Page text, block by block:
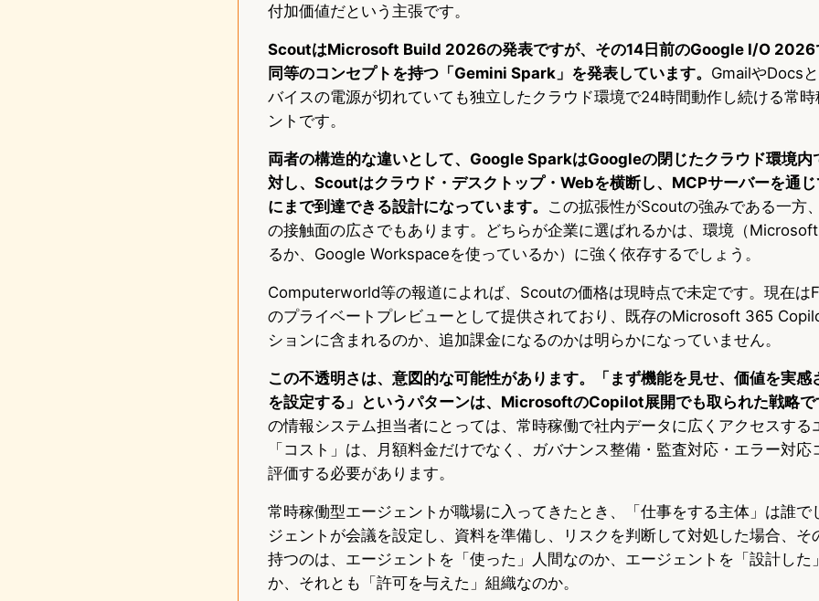
付加価値だという主張です。
ScoutはMicrosoft Build 2026の発表ですが、その14日前のGoogle I/O 2026
同等のコンセプトを持つ「Gemini Spark」を発表しています。 GmailやDocs
バイスの電源が切れていても独立したクラウド環境で24時間動作し続ける常
ントです。
両者の構造的な違いとして、Google SparkはGoogleの閉じたクラウド環境内
対し、Scoutはクラウド・デスクトップ・Webを横断し、MCPサーバーを通
にまで到達できる設計になっています。
この拡張性がScoutの強みである一方
の接触面の広さでもあります。どちらが企業に選ばれるかは、環境（
るか、Google Workspaceを使っているか）に強く依存するでしょう。
Computerworld等の報道によれば、Scoutの価格は現時点で未定です。現在は
のプライベートプレビューとして提供されており、既存のMicrosoft 365
ションに含まれるのか、追加課金になるのかは明らかになっていません。
この不透明さは、意図的な可能性があります。「まず機能を見せ、価値を実感
を設定する」というパターンは、MicrosoftのCopilot展開でも取られた戦略で
の情報システム担当者にとっては、常時稼働で社内データに広くアクセスする
「コスト」は、月額料金だけでなく、ガバナンス整備・監査対応・エラー対応
評価する必要があります。
常時稼働型エージェントが職場に入ってきたとき、「仕事をする主体」は誰で
ジェントが会議を設定し、資料を準備し、リスクを判断して対処した場合、そ
持つのは、エージェントを「使った」人間なのか、エージェントを「設計し
か、それとも「許可を与えた」組織なのか。